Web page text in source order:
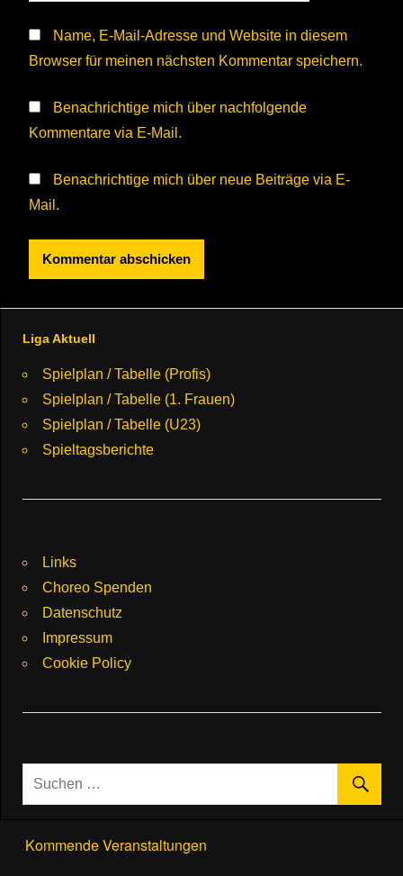
Name, E-Mail-Adresse und Website in diesem
Browser für meinen nächsten Kommentar speichern.
Benachrichtige mich über nachfolgende
Kommentare via E-Mail.
Benachrichtige mich über neue Beiträge via E-
Mail.
Liga Aktuell
Spielplan / Tabelle (Profis)
Spielplan / Tabelle (1. Frauen)
Spielplan / Tabelle (U23)
Spieltagsberichte
Links
Choreo Spenden
Datenschutz
Impressum
Cookie Policy
Kommende Veranstaltungen